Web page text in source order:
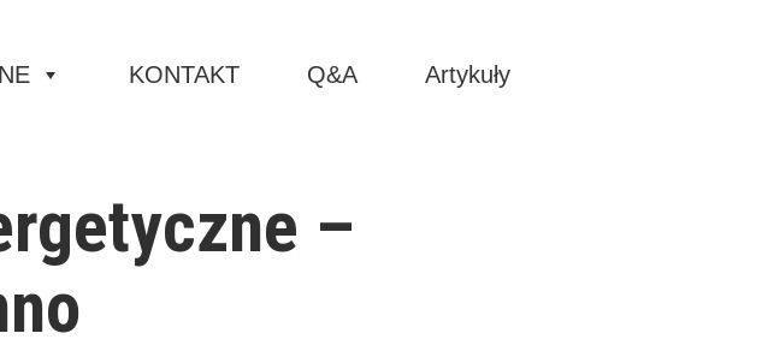
KONTAKT Q&A Artykuły
–